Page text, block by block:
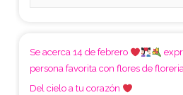
Se acerca 14 de febrero
persona favorita con flores de
Del cielo a tu corazón